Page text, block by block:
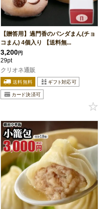
【贈答用】過門香のパンダまん(チョ
コまん) 4個入り 【送料無...
3,200円
29pt
クリオネ通販